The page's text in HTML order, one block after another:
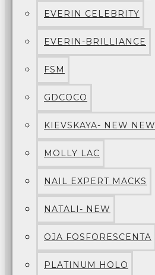
EVERIN CELEBRITY
EVERIN-BRILLIANCE
FSM
GDCOCO
KIEVSKAYA- NEW NEW
MOLLY LAC
NAIL EXPERT MACKS
NATALI- NEW
OJA FOSFORESCENTA
PLATINUM HOLO